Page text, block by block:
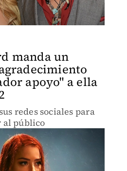
manda un
apoyo" a ella
redes sociales para
al público